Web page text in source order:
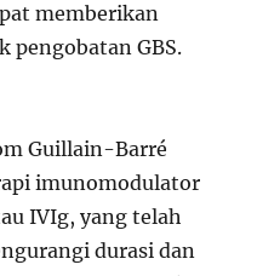
memberikan
pengobatan GBS.
Guillain-Barré
imunomodulator
IVIg, yang telah
durasi dan